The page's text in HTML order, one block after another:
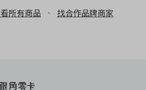
所有商品 、 找合作品牌商家